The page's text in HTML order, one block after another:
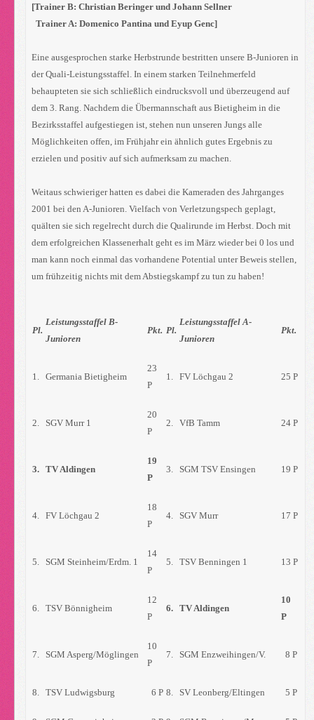
[Trainer B: Christian Beringer und Johann Sellner
Trainer A: Domenico Pantina und Eyup Genc]
Eine ausgesprochen starke Herbstrunde bestritten unsere B-Junioren in
der Quali-Leistungsstaffel. In einem starken Teilnehmerfeld
behaupteten sie sich schließlich eindrucksvoll und überzeugend auf
dem 3. Rang. Nachdem die Übermannschaft aus Bietigheim in die
Bezirksstaffel aufgestiegen ist, stehen nun unseren Jungs alle
Möglichkeiten offen, im Frühjahr ein ähnlich gutes Ergebnis zu
erzielen und positiv auf sich aufmerksam zu machen.
Weitaus schwieriger hatten es dabei die Kameraden des Jahrganges
2001 bei den A-Junioren. Vielfach von Verletzungspech geplagt,
quälten sie sich regelrecht durch die Qualirunde im Herbst. Doch mit
dem erfolgreichen Klassenerhalt geht es im März wieder bei 0 los und
man kann noch einmal das vorhandene Potential unter Beweis stellen,
um frühzeitig nichts mit dem Abstiegskampf zu tun zu haben!
Pl.
Leistungsstaffel B-
Junioren
Pkt. Pl.
Leistungsstaffel A-
Junioren
Pkt.
1. Germania Bietigheim
23
P
1. FV Löchgau 2 25 P
2. SGV Murr 1
20
P
2. VfB Tamm 24 P
3. TV Aldingen
19
P
3. SGM TSV Ensingen 19 P
4. FV Löchgau 2
18
P
4. SGV Murr 17 P
5. SGM Steinheim/Erdm. 1
14
P
5. TSV Benningen 1 13 P
6. TSV Bönnigheim
12
P
6. TV Aldingen
10
P
7. SGM Asperg/Möglingen
10
P
7. SGM Enzweihingen/V. 8 P
8. TSV Ludwigsburg 6 P 8. SV Leonberg/Eltingen 5 P